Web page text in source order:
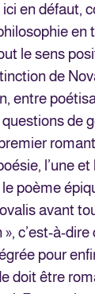
en défaut,
en
le sens
de
entre
de
l’une
poème
avant
c’est-à-
pour
doit être